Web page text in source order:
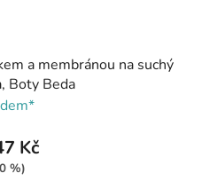
a membránou na suchý
Boty Beda
Kč
%)